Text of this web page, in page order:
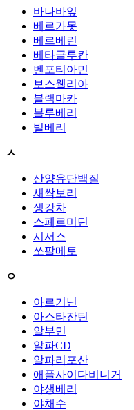
바나바잎
베르가못
베르베린
베타글루칸
벤포티아민
보스웰리아
블랙마카
블루베리
빌베리
ㅅ
산양유단백질
새싹보리
생강차
스페르미딘
시서스
쏘팔메토
ㅇ
아르기닌
아스타잔틴
알부민
알파CD
알파리포산
애플사이다비니거
야생베리
야채수